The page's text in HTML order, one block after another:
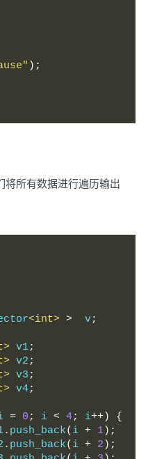
);
将所有数据进行遍历输出
<int> >
  v
;
v1;
v2 ;
v3 ;
v4;
= 0 ; i < 4; i++)
{
. push_back( i + 1);
. push_back( i + 2 );